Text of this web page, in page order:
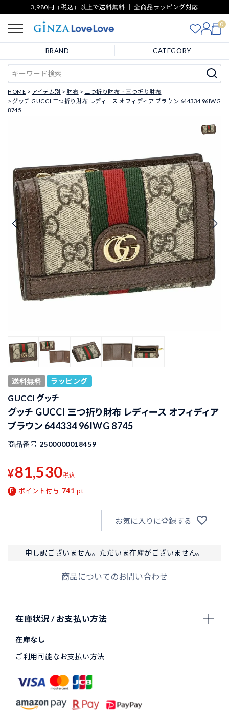
3,980円（税込）以上で送料無料 ｜ 全商品ラッピング対応
0
BRAND CATEGORY
HOME アイテム別 財布
二つ折り財布・三つ折り財布
グッチ GUCCI 三つ折り財布 レディース オフィディア ブラウン 644334 96IWG
8745
送料無料 ラッピング
GUCCI グッチ
グッチ GUCCI 三つ折り財布 レディース オフィディア
ブラウン 644334 96IWG 8745
商品番号 2500000018459
81,530
ポイント付与 741
申し訳ございません。ただいま在庫がございません。
商品についてのお問い合わせ
在庫なし
ご利用可能なお支払い方法